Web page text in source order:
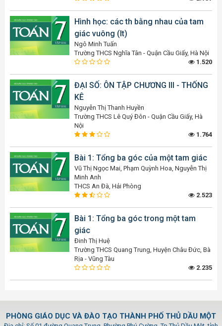
Hình học: các th bằng nhau của tam
giác vuông (lt)
Ngô Minh Tuấn
Trường THCS Nghĩa Tân - Quận Cầu Giấy, Hà Nội
1.520
ĐẠI SỐ: ÔN TẬP CHƯƠNG III - THỐNG
KÊ
Nguyễn Thị Thanh Huyền
Trường THCS Lê Quý Đôn - Quận Cầu Giấy, Hà
Nội
1.764
Bài 1: Tổng ba góc của một tam giác
Vũ Thị Ngọc Mai, Phạm Quỳnh Hoa, Nguyễn Thị
Minh Anh
THCS An Đà, Hải Phòng
2.523
Bài 1: Tổng ba góc trong một tam
giác
Đinh Thị Huệ
Trường THCS Quang Trung, Huyện Châu Đức, Bà
Rịa - Vũng Tàu
2.235
PHÒNG GIÁO DỤC VÀ ĐÀO TẠO THÀNH PHỐ THỦ DẦU MỘT